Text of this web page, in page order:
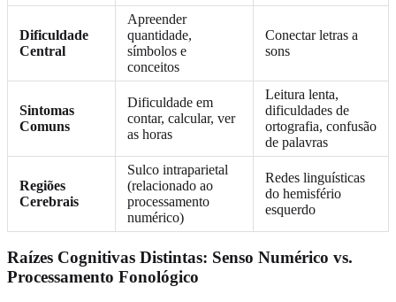
Dificuldade
Central
Apreender
quantidade,
símbolos e
conceitos
Conectar letras a
sons
Sintomas
Comuns
Dificuldade em
contar, calcular, ver
as horas
Leitura lenta,
dificuldades de
ortografia, confusão
de palavras
Regiões
Cerebrais
Sulco intraparietal
(relacionado ao
processamento
numérico)
Redes linguísticas
do hemisfério
esquerdo
Raízes Cognitivas Distintas: Senso Numérico vs.
Processamento Fonológico